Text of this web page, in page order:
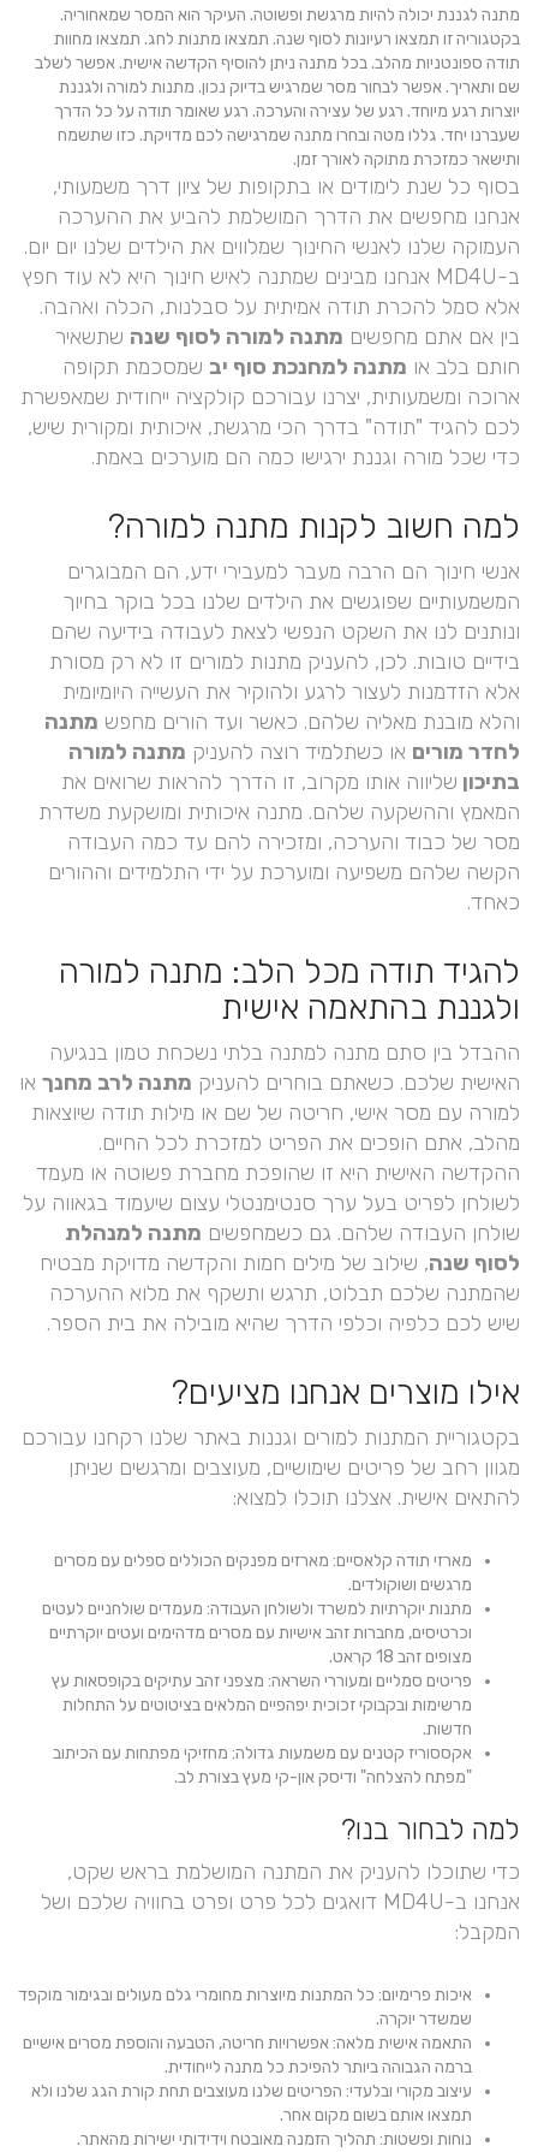
מתנה לגננת יכולה להיות מרגשת ופשוטה. העיקר הוא המסר שמאחוריה.
בקטגוריה זו תמצאו רעיונות לסוף שנה. תמצאו מתנות לחג. תמצאו מחוות
תודה ספונטניות מהלב. בכל מתנה ניתן להוסיף הקדשה אישית. אפשר לשלב
שם ותאריך. אפשר לבחור מסר שמרגיש בדיוק נכון. מתנות למורה ולגננת
יוצרות רגע מיוחד. רגע של עצירה והערכה. רגע שאומר תודה על כל הדרך
שעברנו יחד. גללו מטה ובחרו מתנה שמרגישה לכם מדויקת. כזו שתשמח
ותישאר כמזכרת מתוקה לאורך זמן.
בסוף כל שנת לימודים או בתקופות של ציון דרך משמעותי,
אנחנו מחפשים את הדרך המושלמת להביע את ההערכה
העמוקה שלנו לאנשי החינוך שמלווים את הילדים שלנו יום יום.
ב-MD4U אנחנו מבינים שמתנה לאיש חינוך היא לא עוד חפץ
אלא סמל להכרת תודה אמיתית על סבלנות, הכלה ואהבה.
בין אם אתם מחפשים מתנה למורה לסוף שנה שתשאיר
חותם בלב או מתנה למחנכת סוף יב שמסכמת תקופה
ארוכה ומשמעותית, יצרנו עבורכם קולקציה ייחודית שמאפשרת
לכם להגיד "תודה" בדרך הכי מרגשת, איכותית ומקורית שיש,
כדי שכל מורה וגננת ירגישו כמה הם מוערכים באמת.
למה חשוב לקנות מתנה למורה?
אנשי חינוך הם הרבה מעבר למעבירי ידע, הם המבוגרים
המשמעותיים שפוגשים את הילדים שלנו בכל בוקר בחיוך
ונותנים לנו את השקט הנפשי לצאת לעבודה בידיעה שהם
בידיים טובות. לכן, להעניק מתנות למורים זו לא רק מסורת
אלא הזדמנות לעצור לרגע ולהוקיר את העשייה היומיומית
והלא מובנת מאליה שלהם. כאשר ועד הורים מחפש מתנה
לחדר מורים או כשתלמיד רוצה להעניק מתנה למורה
בתיכון שליווה אותו מקרוב, זו הדרך להראות שרואים את
המאמץ וההשקעה שלהם. מתנה איכותית ומושקעת משדרת
מסר של כבוד והערכה, ומזכירה להם עד כמה העבודה
הקשה שלהם משפיעה ומוערכת על ידי התלמידים וההורים
כאחד.
להגיד תודה מכל הלב: מתנה למורה
ולגננת בהתאמה אישית
ההבדל בין סתם מתנה למתנה בלתי נשכחת טמון בנגיעה
האישית שלכם. כשאתם בוחרים להעניק מתנה לרב מחנך או
למורה עם מסר אישי, חריטה של שם או מילות תודה שיוצאות
מהלב, אתם הופכים את הפריט למזכרת לכל החיים.
ההקדשה האישית היא זו שהופכת מחברת פשוטה או מעמד
לשולחן לפריט בעל ערך סנטימנטלי עצום שיעמוד בגאווה על
שולחן העבודה שלהם. גם כשמחפשים מתנה למנהלת
לסוף שנה, שילוב של מילים חמות והקדשה מדויקת מבטיח
שהמתנה שלכם תבלוט, תרגש ותשקף את מלוא ההערכה
שיש לכם כלפיה וכלפי הדרך שהיא מובילה את בית הספר.
אילו מוצרים אנחנו מציעים?
בקטגוריית המתנות למורים וגננות באתר שלנו רקחנו עבורכם
מגוון רחב של פריטים שימושיים, מעוצבים ומרגשים שניתן
להתאים אישית. אצלנו תוכלו למצוא:
מארזי תודה קלאסיים: מארזים מפנקים הכוללים ספלים עם מסרים
מרגשים ושוקולדים.
מתנות יוקרתיות למשרד ולשולחן העבודה: מעמדים שולחניים לעטים
וכרטיסים, מחברות זהב אישיות עם מסרים מדהימים ועטים יוקרתיים
מצופים זהב 18 קראט.
פריטים סמליים ומעוררי השראה: מצפני זהב עתיקים בקופסאות עץ
מרשימות ובקבוקי זכוכית יפהפיים המלאים בציטוטים על התחלות
חדשות.
אקססוריז קטנים עם משמעות גדולה: מחזיקי מפתחות עם הכיתוב
"מפתח להצלחה" ודיסק און-קי מעץ בצורת לב.
למה לבחור בנו?
כדי שתוכלו להעניק את המתנה המושלמת בראש שקט,
אנחנו ב-MD4U דואגים לכל פרט ופרט בחוויה שלכם ושל
המקבל:
איכות פרימיום: כל המתנות מיוצרות מחומרי גלם מעולים ובגימור מוקפד
שמשדר יוקרה.
התאמה אישית מלאה: אפשרויות חריטה, הטבעה והוספת מסרים אישיים
ברמה הגבוהה ביותר להפיכת כל מתנה לייחודית.
עיצוב מקורי ובלעדי: הפריטים שלנו מעוצבים תחת קורת הגג שלנו ולא
תמצאו אותם בשום מקום אחר.
נוחות ופשטות: תהליך הזמנה מאובטח וידידותי ישירות מהאתר.